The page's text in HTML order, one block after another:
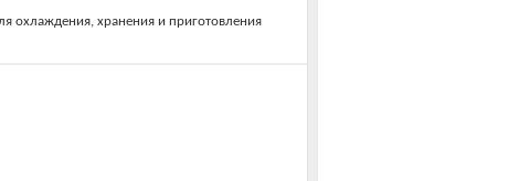
охлаждения, хранения и приготовления